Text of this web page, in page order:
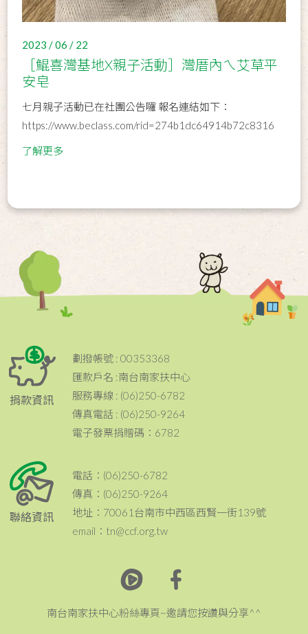
2023 / 06 / 22
［鯤喜灣基地X親子活動］灣厝內ㄟ艾草平
安皂
七月親子活動已在社團公告囉 報名連結如下：
https://www.beclass.com/rid=274b1dc64914b72c8316
了解更多
捐款資訊
劃撥帳號 : 00353368
匯款戶名 :南台南家扶中心
服務專線 : (06)250-6782
傳真電話 : (06)250-9264
電子發票捐贈碼：6782
聯絡資訊
電話：(06)250-6782
傳真：(06)250-9264
地址：70061台南市中西區西賢一街139號
email：tn@ccf.org.tw
南台南家扶中心粉絲專頁~邀請您按讚與分享^^